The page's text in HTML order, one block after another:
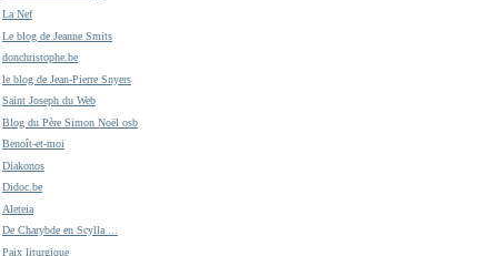
La Nef
Le blog de Jeanne Smits
donchristophe.be
le blog de Jean-Pierre Snyers
Saint Joseph du Web
Blog du Père Simon Noël osb
Benoît-et-moi
Diakonos
Didoc.be
Aleteia
De Charybde en Scylla ...
Paix liturgique